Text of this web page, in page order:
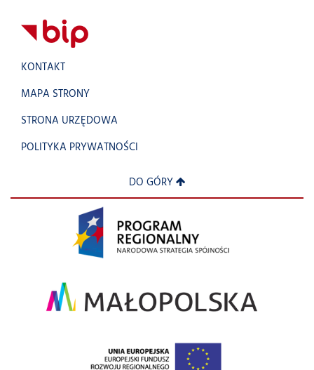
KONTAKT
MAPA STRONY
STRONA URZĘDOWA
POLITYKA PRYWATNOŚCI
DO GÓRY